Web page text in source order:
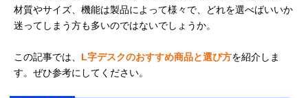
材質やサイズ、機能は製品によって様々で、どれを選べばいいか
迷ってしまう方も多いのではないでしょうか。
この記事では、 L字デスクのおすすめ商品と選び方を紹介しま
す。ぜひ参考にしてください。